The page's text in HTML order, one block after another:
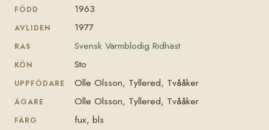
FÖDD 1963
AVLIDEN 1977
RAS Svensk Varmblodig Ridhäst
KÖN Sto
UPPFÖDARE Olle Olsson, Tyllered, Tvååker
ÄGARE Olle Olsson, Tyllered, Tvååker
FÄRG fux, bls